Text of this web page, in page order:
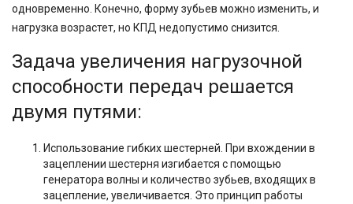
одновременно. Конечно, форму зубьев можно изменить, и
нагрузка возрастет, но КПД недопустимо снизится.
Задача увеличения нагрузочной
способности передач решается
двумя путями:
Использование гибких шестерней. При вхождении в
зацеплении шестерня изгибается с помощью
генератора волны и количество зубьев, входящих в
зацепление, увеличивается. Это принцип работы